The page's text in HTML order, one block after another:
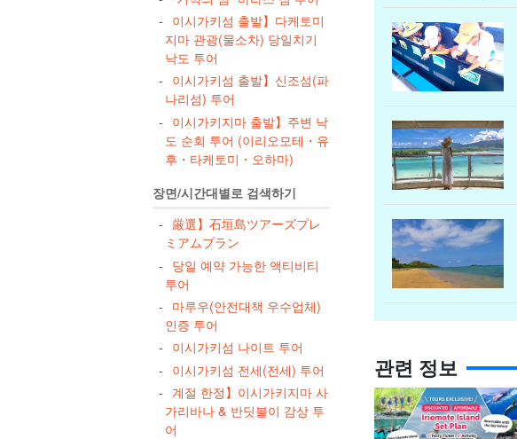
이시가키섬 출발】다케토미
지마 관광(물소차) 당일치기
낙도 투어
이시가키섬 출발】신조섬(파
나리섬) 투어
이시가키지마 출발】주변 낙
도 순회 투어 (이리오모테・유
후・타케토미・오하마)
장면/시간대별로 검색하기
厳選】石垣島ツアーズプレ
ミアムプラン
당일 예약 가능한 액티비티
투어
마루우(안전대책 우수업체)
인증 투어
이시가키섬 나이트 투어
이시가키섬 전세(전세) 투어
계절 한정】이시가키지마 사
가리바나 & 반딧불이 감상 투
어
관련 정보